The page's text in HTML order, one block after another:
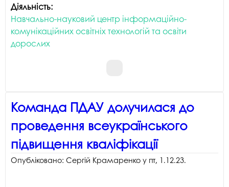
Діяльність:
Навчально-науковий центр інформаційно-
комунікаційних освітніх технологій та освіти
дорослих
Команда ПДАУ долучилася до
проведення всеукраїнського
підвищення кваліфікації
Опубліковано: Сергій Крамаренко у пт, 1.12.23.